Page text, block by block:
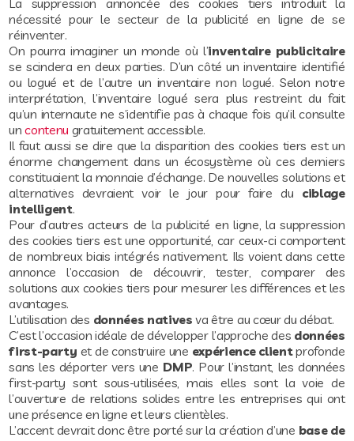
nécessité pour le secteur de la publicité en ligne de se
réinventer.
On pourra imaginer un monde où l’inventaire publicitaire
se scindera en deux parties. D’un côté un inventaire identifié
ou logué et de l’autre un inventaire non logué. Selon notre
interprétation, l’inventaire logué sera plus restreint du fait
qu’un internaute ne s’identifie pas à chaque fois qu’il consulte
uncontenu gratuitement accessible.
Il faut aussi se dire que la disparition des cookies tiers est un
énorme changement dans un écosystème où ces derniers
constituaient la monnaie d’échange. De nouvelles solutions et
alternatives devraient voir le jour pour faire du ciblage
intelligent.
Pour d’autres acteurs de la publicité en ligne, la suppression
des cookies tiers est une opportunité, car ceux-ci comportent
de nombreux biais intégrés nativement. Ils voient dans cette
annonce l’occasion de découvrir, tester, comparer des
solutions aux cookies tiers pour mesurer les différences et les
avantages.
L’utilisation des données natives va être au cœur du débat.
C’est l’occasion idéale de développer l’approche des données
first-party et de construire une expérience clientprofonde
sans les déporter vers une DMP. Pour l’instant, les données
first-party sont sous-utilisées, mais elles sont la voie de
l’ouverture de relations solides entre les entreprises qui ont
une présence en ligne et leurs clientèles.
L’accent devrait donc être porté sur la création d’une base de